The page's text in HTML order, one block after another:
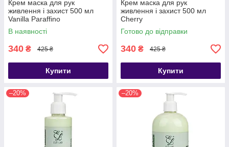
Крем маска для рук
живлення і захист 500 мл
Vanilla Paraffino
В наявності
340 ₴ 425 ₴
Купити
Крем маска для рук
живлення і захист 500 мл
Cherry
Готово до відправки
340 ₴ 425 ₴
Купити
–20% –20%